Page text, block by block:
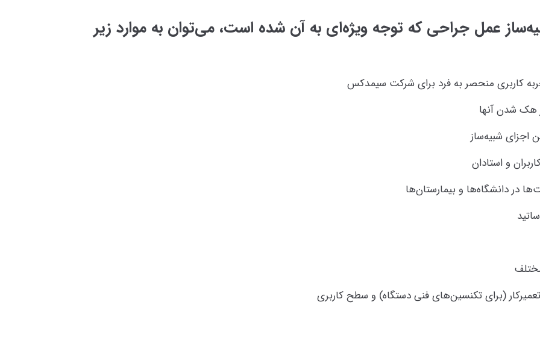
عمل جراحی که توجه ویژه‌ای به آن شده است، می‌توان به موارد زیر
کاربری منحصر به فرد برای شرکت سیمدکس
هک شدن آنها
در دانشگاه‌ها و بیمارستان‌ها
(برای تکنسین‌های فنی دستگاه) و سطح کاربری